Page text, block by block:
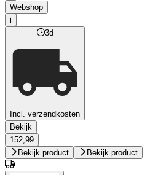
Webshop
i
3d
Incl. verzendkosten
Bekijk
152,99
Bekijk product
Bekijk product